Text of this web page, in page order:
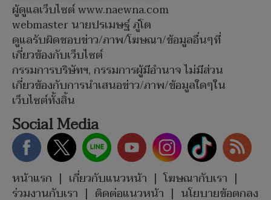
ผู้ดูแลเว็บไซต์ www.naewna.com
webmaster นายปรเมษฐ์ ภู่โต
ดูแลรับผิดชอบข่าว/ภาพ/โฆษณา/ข้อมูลอื่นๆที่
เกี่ยวข้องกับเว็บไซต์
กรรมการบริษัทฯ, กรรมการผู้มีอำนาจ ไม่มีส่วน
เกี่ยวข้องกับการนำเสนอข่าว/ภาพ/ข้อมูลใดๆใน
เว็บไซต์ทั้งสิ้น
Social Media
หน้าแรก | เกี่ยวกับแนวหน้า | โฆษณากับเรา |
ร่วมงานกับเรา | ติดต่อแนวหน้า | นโยบายข้อตกลง